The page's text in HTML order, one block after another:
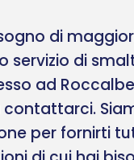
di
servizio di
ad
contattarci.
per fornirti